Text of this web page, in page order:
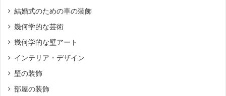
結婚式のための車の装飾
幾何学的な芸術
幾何学的な壁アート
インテリア・デザイン
壁の装飾
部屋の装飾